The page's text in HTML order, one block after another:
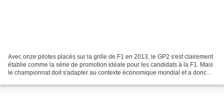
Avec onze pilotes placés sur la grille de F1 en 2013, le GP2 s'est clairement
établie comme la série de promotion idéale pour les candidats à la F1. Mais
le championnat doit s'adapter au contexte économique mondial et a donc